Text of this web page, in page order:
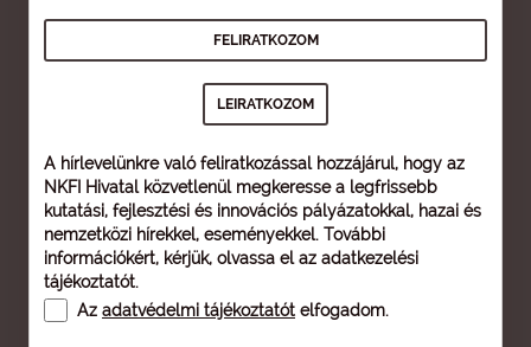
A hírlevelünkre való feliratkozással hozzájárul, hogy az
NKFI Hivatal közvetlenül megkeresse a legfrissebb
kutatási, fejlesztési és innovációs pályázatokkal, hazai és
nemzetközi hírekkel, eseményekkel. További
információkért, kérjük, olvassa el az adatkezelési
tájékoztatót.
Az adatvédelmi tájékoztatót elfogadom.